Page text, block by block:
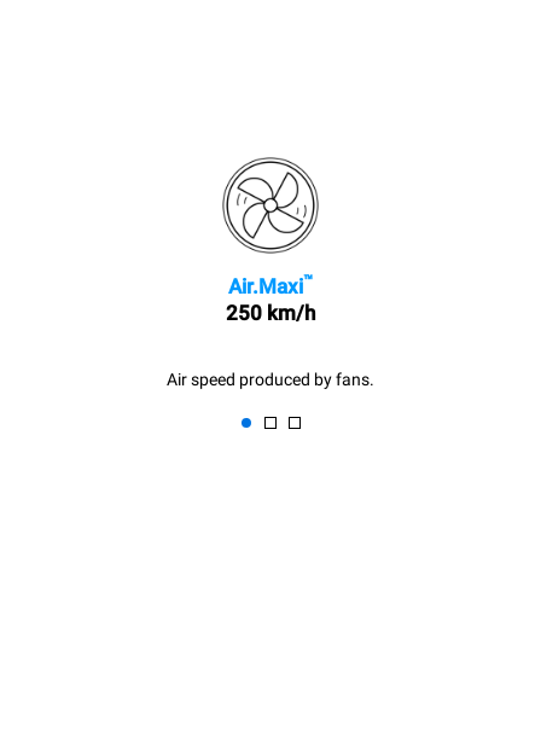
Air.Maxi™
250 km/h
Air speed produced by fans.